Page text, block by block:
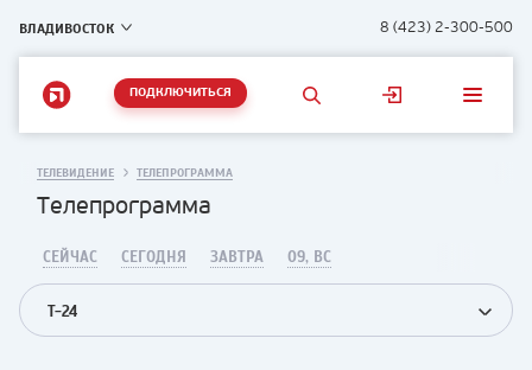
ВЛАДИВОСТОК 8 (423) 2-300-500
ПОДКЛЮЧИТЬСЯ
ТЕЛЕВИДЕНИЕ ТЕЛЕПРОГРАММА
Телепрограмма
СЕЙЧАС СЕГОДНЯ ЗАВТРА 09, ВС
T-24